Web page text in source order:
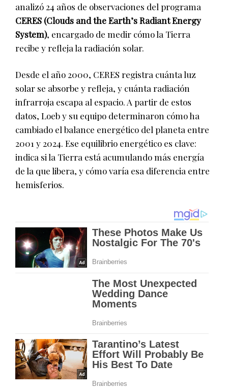
analizó 24 años de observaciones del programa
CERES (Clouds and the Earth’s Radiant Energy
System), encargado de medir cómo la Tierra
recibe y refleja la radiación solar.
Desde el año 2000, CERES registra cuánta luz
solar se absorbe y refleja, y cuánta radiación
infrarroja escapa al espacio. A partir de estos
datos, Loeb y su equipo determinaron cómo ha
cambiado el balance energético del planeta entre
2001 y 2024. Ese equilibrio energético es clave:
indica si la Tierra está acumulando más energía
de la que libera, y cómo varía esa diferencia entre
hemisferios.